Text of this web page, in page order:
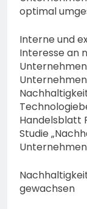
optimal
Interne und
Interesse an
Handelsblatt
Studie
gewachsen